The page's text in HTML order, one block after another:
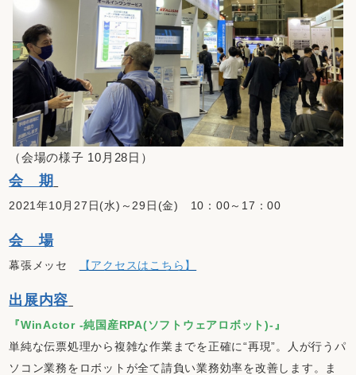
（会場の様子 10月28日）
会 期
2021年10月27日(水)～29日(金) 10：00～17：00
会 場
幕張メッセ 【アクセスはこちら】
出展内容
『WinActor -純国産RPA(ソフトウェアロボット)-』
単純な伝票処理から複雑な作業までを正確に“再現”。人が行うパ
ソコン業務をロボットが全て請負い業務効率を改善します。ま